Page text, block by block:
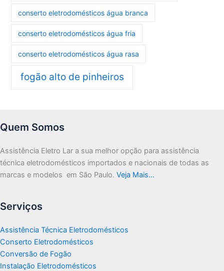
conserto eletrodomésticos água branca
conserto eletrodomésticos água fria
conserto eletrodomésticos água rasa
fogão alto de pinheiros
Quem Somos
Assistência Eletro Lar a sua melhor opção para assistência
técnica eletrodomésticos importados e nacionais de todas as
marcas e modelos em São Paulo. Veja Mais…
Serviços
Assistência Técnica Eletrodomésticos
Conserto Eletrodomésticos
Conversão de Fogão
Instalação Eletrodomésticos